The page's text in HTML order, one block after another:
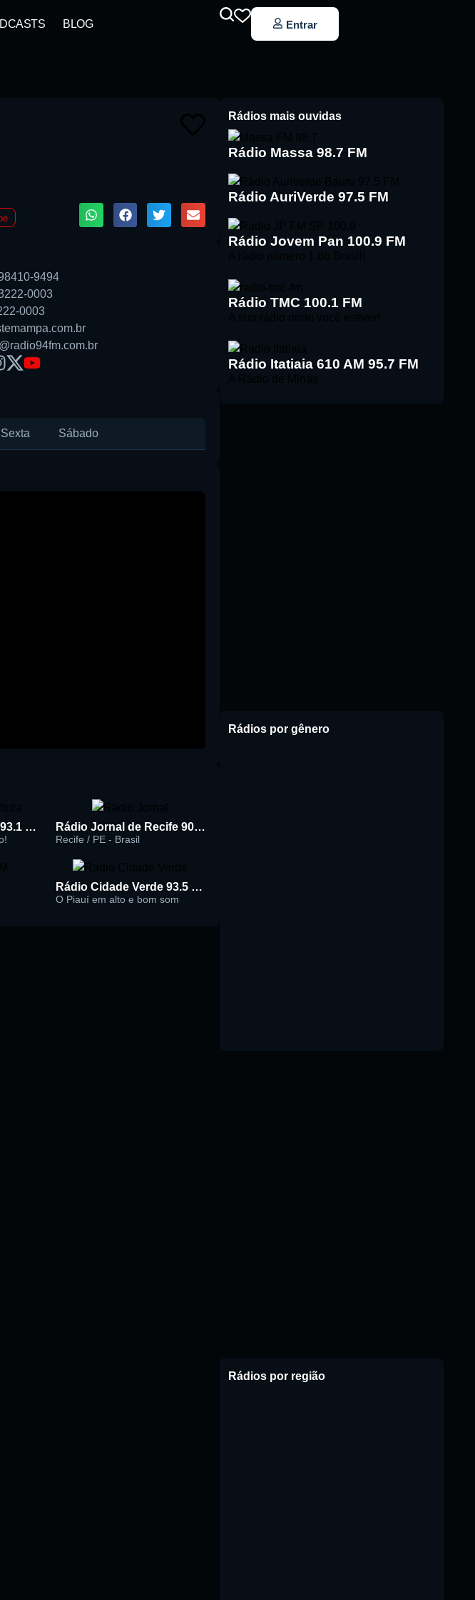
BLOG Entrar
9494
0003
0003
Sexta Sábado
Rádio Nova Cultura 93.1 FM Rádio Jornal de Recife 90.3 FM
Recife / PE - Brasil
Rádio Cidade Verde 93.5 FM
O Piauí em alto e bom som
Rádios mais ouvidas
Rádio Massa 98.7 FM
Rádio AuriVerde 97.5 FM
Rádio Jovem Pan 100.9 FM
Rádio TMC 100.1 FM
Rádio Itatiaia 610 AM 95.7 FM
Rádios por gênero
Rádios por região